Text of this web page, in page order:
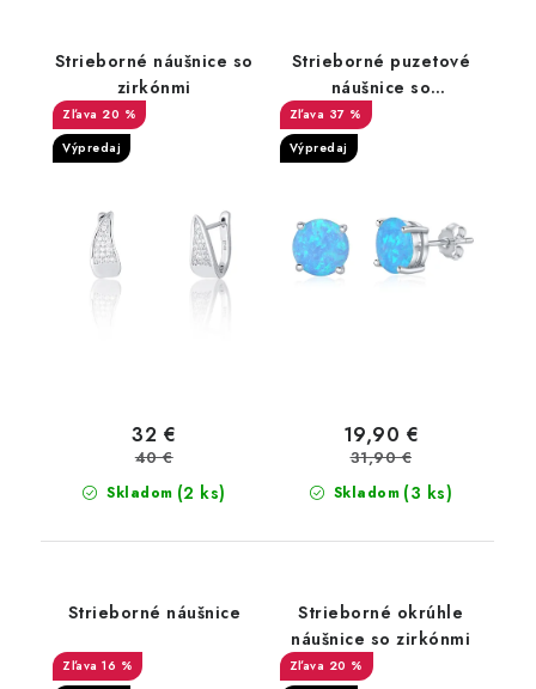
Strieborné náušnice so
zirkónmi
20 %
Výpredaj
Skladom (2 ks)
32 €
40 €
Strieborné puzetové
náušnice so
syntetickým svetlo
modrým opálom
37 %
Výpredaj
Skladom (3 ks)
19,90 €
31,90 €
Strieborné náušnice
16 %
Strieborné okrúhle
náušnice so zirkónmi
20 %